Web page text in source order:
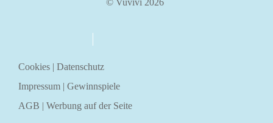
© Vuvivi 2026
Cookies | Datenschutz
Impressum | Gewinnspiele
AGB | Werbung auf der Seite